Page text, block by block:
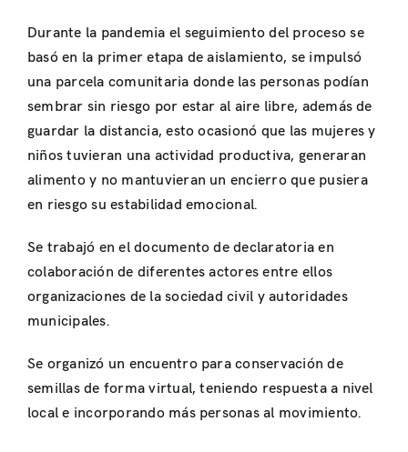
Durante la pandemia el seguimiento del proceso se
basó en la primer etapa de aislamiento, se impulsó
una parcela comunitaria donde las personas podían
sembrar sin riesgo por estar al aire libre, además de
guardar la distancia, esto ocasionó que las mujeres y
niños tuvieran una actividad productiva, generaran
alimento y no mantuvieran un encierro que pusiera
en riesgo su estabilidad emocional.
Se trabajó en el documento de declaratoria en
colaboración de diferentes actores entre ellos
organizaciones de la sociedad civil y autoridades
municipales.
Se organizó un encuentro para conservación de
semillas de forma virtual, teniendo respuesta a nivel
local e incorporando más personas al movimiento.